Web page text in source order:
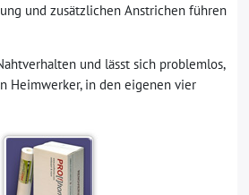
und zusätzlichen Anstrichen führen
und lässt sich problemlos,
Heimwerker, in den eigenen vier